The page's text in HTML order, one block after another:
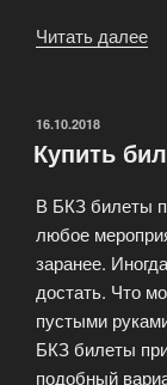
Читать далее
ОПУБЛИКОВАНО
16.10.2018
Купить
В БКЗ билеты
любое
заранее.
достать. Что
пустыми
БКЗ билеты
подобный